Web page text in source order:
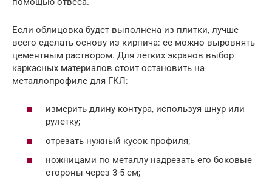
Если облицовка будет выполнена из плитки, лучше
всего сделать основу из кирпича: ее можно выровнять
цементным раствором. Для легких экранов выбор
каркасных материалов стоит остановить на
металлопрофиле для ГКЛ:
измерить длину контура, используя шнур или
рулетку;
отрезать нужный кусок профиля;
ножницами по металлу надрезать его боковые
стороны через 3-5 см;